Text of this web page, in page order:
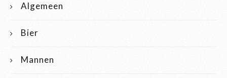
Algemeen
Bier
Mannen